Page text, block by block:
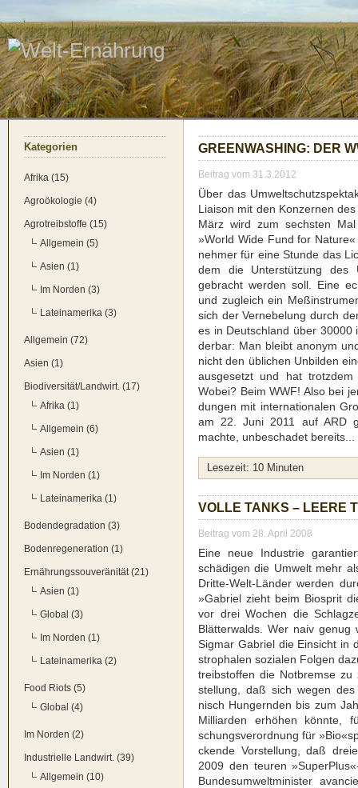
Kate­go­rien
Afrika (15)
Agroökologie (4)
Agrotreibstoffe (15)
Allgemein (5)
Asien (1)
Im Norden (3)
Lateinamerika (3)
Allgemein (72)
Asien (1)
Biodiversität/Landwirt. (17)
Afrika (1)
Allgemein (6)
Asien (1)
Im Norden (1)
Lateinamerika (1)
Bodendegradation (3)
Bodenregeneration (1)
Ernährungssouveränität (21)
Asien (1)
Global (3)
Im Norden (1)
Lateinamerika (2)
Food Riots (5)
Global (4)
Im Norden (2)
Industrielle Landwirt. (39)
Allgemein (10)
GREEN­WA­SHING: DER
Beitrag vom 31.3.2012
Über das
Liai­son mit den Kon­zer­nen
März wird zum sechs­ten
»World Wide Fund for
neh­mer für eine Stun­de das
dem die Unter­stüt­zung des
gebracht wer­den soll. Eine
und zugleich ein
sich der Ver­ne­be­lung durch
es in Deutsch­land über
der­bar: Man bleibt anonym
nicht den übli­chen Unbil­den
aus­ge­setzt und hat
Wobei? Beim WWF! Also bei
dun­gen mit inter­na­tio­na­len
am 22. Juni 2011 auf ARD
mach­te, unbe­scha­det bereits...
Lese­zeit: 10 Minu­ten
VOL­LE TANKS – LEE­RE
Beitrag vom 28. April 2008
Eine neue Indus­trie
schä­di­gen die Umwelt mehr
Drit­te-Welt-Län­der wer­den
»Gabri­el zieht beim Bio­sprit
vor drei Wochen die
Blät­ter­walds. Wer naiv
Sig­mar Gabri­el die Ein­sicht in
stro­pha­len sozia­len Fol­gen
treib­stof­fen die Not­brem­se
stel­lung, daß sich wegen
nisch Hun­gern­den bis zum
Mil­li­ar­den erhö­hen könn­te,
schungs­ver­ord­nung für
cken­de Vor­stel­lung, daß
2009 den teu­ren
Bun­des­um­welt­mi­nis­ter